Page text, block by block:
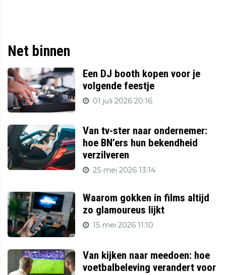
Net binnen
Een DJ booth kopen voor je
volgende feestje
01 juli 2026 20:16
Van tv-ster naar ondernemer:
hoe BN’ers hun bekendheid
verzilveren
25 mei 2026 13:14
Waarom gokken in films altijd
zo glamoureus lijkt
15 mei 2026 11:10
Van kijken naar meedoen: hoe
voetbalbeleving verandert voor